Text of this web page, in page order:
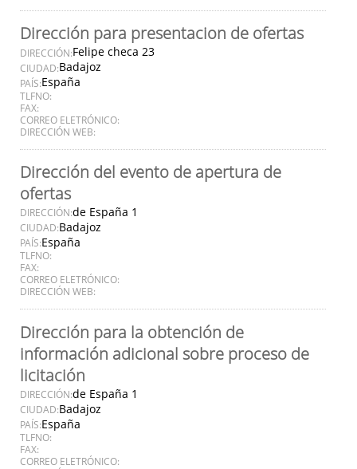
Dirección para presentacion de ofertas
DIRECCIÓN:Felipe checa 23
CIUDAD:Badajoz
PAÍS:España
TLFNO:
FAX:
CORREO ELETRÓNICO:
DIRECCIÓN WEB:
Dirección del evento de apertura de
ofertas
DIRECCIÓN:de España 1
CIUDAD:Badajoz
PAÍS:España
TLFNO:
FAX:
CORREO ELETRÓNICO:
DIRECCIÓN WEB:
Dirección para la obtención de
información adicional sobre proceso de
licitación
DIRECCIÓN:de España 1
CIUDAD:Badajoz
PAÍS:España
TLFNO:
FAX:
CORREO ELETRÓNICO: